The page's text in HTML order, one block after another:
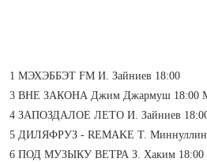
1 МЭХЭББЭТ FM И. Зайниев 18:00
3 ВНЕ ЗАКОНА Джим Джармуш 18:00
4 ЗАПОЗДАЛОЕ ЛЕТО И. Зайниев
5 ДИЛЯФРУЗ - REMAKE Т. Миннуллин
6 ПОД МУЗЫКУ ВЕТРА З. Хаким 18:00